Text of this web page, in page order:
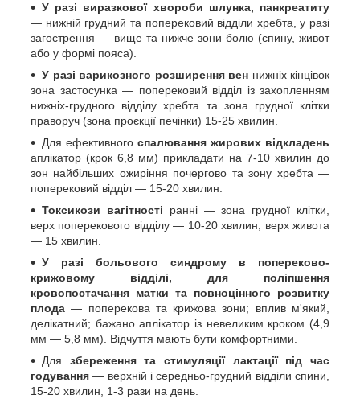
У разі виразкової хвороби шлунка, панкреатиту
— нижній грудний та поперековий відділи хребта, у разі
загострення — вище та нижче зони болю (спину, живот
або у формі пояса).
У разі варикозного розширення вен нижніх кінцівок
зона застосунка — поперековий відділ із захопленням
нижніх-грудного відділу хребта та зона грудної клітки
праворуч (зона проєкції печінки) 15-25 хвилин.
Для ефективного спалювання жирових відкладень
аплікатор (крок 6,8 мм) прикладати на 7-10 хвилин до
зон найбільших ожиріння почергово та зону хребта —
поперековий відділ — 15-20 хвилин.
Токсикози вагітності ранні — зона грудної клітки,
верх поперекового відділу — 10-20 хвилин, верх живота
— 15 хвилин.
У разі больового синдрому в попереково-
крижовому відділі, для поліпшення
кровопостачання матки та повноцінного розвитку
плода — поперекова та крижова зони; вплив м'який,
делікатний; бажано аплікатор із невеликим кроком (4,9
мм — 5,8 мм). Відчуття мають бути комфортними.
Для збереження та стимуляції лактації під час
годування — верхній і середньо-грудний відділи спини,
15-20 хвилин, 1-3 рази на день.